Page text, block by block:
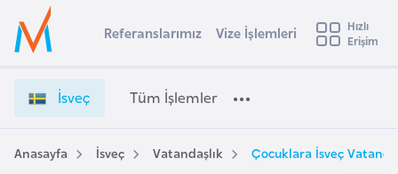
Ülke Seçimi
Başvuru yapmak istediğiniz ülkeyi seçin
Üye
Girişi
s
ç
V
e
t
Referanslarımız Vize İşlemleri
Hızlı
Erişim
İsveç Tüm İşlemler
Anasayfa İsveç Vatandaşlık Çocuklara İsveç
s
t
r
a